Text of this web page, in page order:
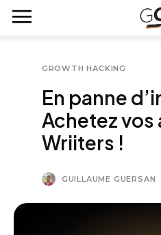
GROWTH HACKING
En panne
Achetez vos
Wriiters !
GUILLAUME GUERSAN